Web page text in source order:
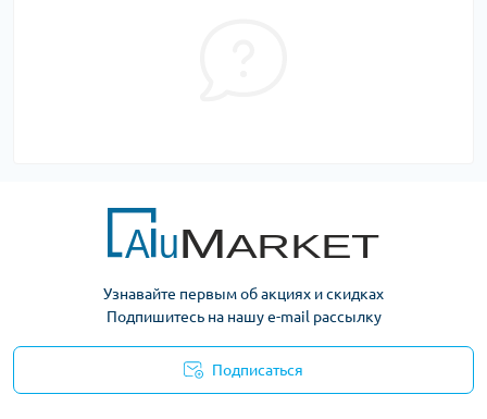
Узнавайте первым об акциях и скидках
Подпишитесь на нашу e-mail рассылку
Подписаться